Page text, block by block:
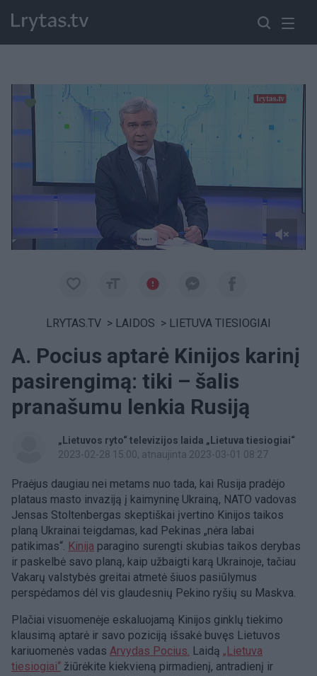
Paremkite Ukrainą
LRYTAS.TV > LAIDOS > LIETUVA TIESIOGIAI
A. Pocius aptarė Kinijos karinį
pasirengimą: tiki – šalis
pranašumu lenkia Rusiją
„Lietuvos ryto“ televizijos laida „Lietuva tiesiogiai“
2023-02-28 15:00, atnaujinta 2023-03-01 08:27
Praėjus daugiau nei metams nuo tada, kai Rusija pradėjo
plataus masto invaziją į kaimyninę Ukrainą, NATO vadovas
Jensas Stoltenbergas skeptiškai įvertino Kinijos taikos
planą Ukrainai teigdamas, kad Pekinas „nėra labai
patikimas“. Kinija paragino surengti skubias taikos derybas
ir paskelbė savo planą, kaip užbaigti karą Ukrainoje, tačiau
Vakarų valstybės greitai atmetė šiuos pasiūlymus
perspėdamos dėl vis glaudesnių Pekino ryšių su Maskva.
Plačiai visuomenėje eskaluojamą Kinijos ginklų tiekimo
klausimą aptarė ir savo poziciją išsakė buvęs Lietuvos
kariuomenės vadas Arvydas Pocius. Laidą „Lietuva
tiesiogiai“ žiūrėkite kiekvieną pirmadienį, antradienį ir